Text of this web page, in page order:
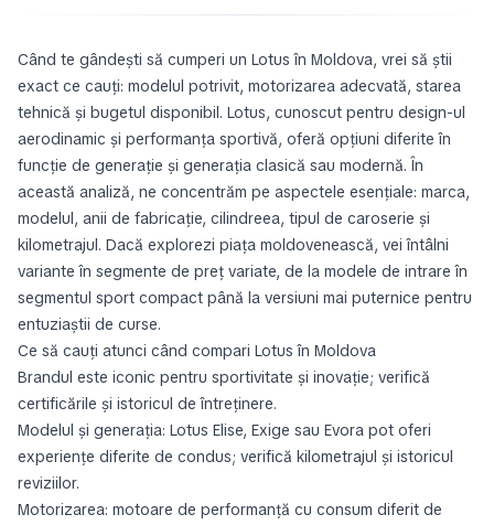
Când te gândeşti să cumperi un Lotus în Moldova, vrei să știi
exact ce cauți: modelul potrivit, motorizarea adecvată, starea
tehnică și bugetul disponibil. Lotus, cunoscut pentru design-ul
aerodinamic și performanța sportivă, oferă opțiuni diferite în
funcție de generație și generația clasică sau modernă. În
această analiză, ne concentrăm pe aspectele esențiale: marca,
modelul, anii de fabricație, cilindreea, tipul de caroserie și
kilometrajul. Dacă explorezi piața moldovenească, vei întâlni
variante în segmente de preț variate, de la modele de intrare în
segmentul sport compact până la versiuni mai puternice pentru
entuziaștii de curse.
Ce să cauți atunci când compari Lotus în Moldova
Brandul este iconic pentru sportivitate și inovație; verifică
certificările și istoricul de întreținere.
Modelul și generația: Lotus Elise, Exige sau Evora pot oferi
experiențe diferite de condus; verifică kilometrajul și istoricul
reviziilor.
Motorizarea: motoare de performanță cu consum diferit de